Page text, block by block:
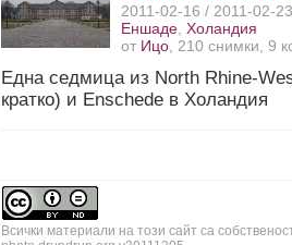
2011-02-16 / 2011-02-
Еншаде ,Холандия
от Ицо , 210 снимки, 9
Една седмица из North Rhine-
кратко) и Enschede в Холандия
Всички материали на този сайт са